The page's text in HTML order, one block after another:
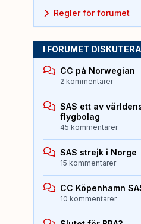
Regler för forumet
I FORUMET
CC på Norwegian
2 kommentarer
SAS ett av
flygbolag
45 kommentarer
SAS strejk i Norge
15 kommentarer
CC Köpenhamn
10 kommentarer